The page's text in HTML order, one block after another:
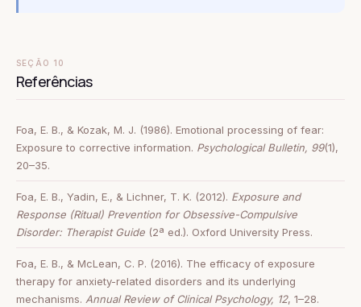
SEÇÃO 10
Referências
Foa, E. B., & Kozak, M. J. (1986). Emotional processing of fear:
Exposure to corrective information. Psychological Bulletin, 99(1),
20–35.
Foa, E. B., Yadin, E., & Lichner, T. K. (2012). Exposure and
Response (Ritual) Prevention for Obsessive-Compulsive
Disorder: Therapist Guide (2ª ed.). Oxford University Press.
Foa, E. B., & McLean, C. P. (2016). The efficacy of exposure
therapy for anxiety-related disorders and its underlying
mechanisms. Annual Review of Clinical Psychology, 12, 1–28.